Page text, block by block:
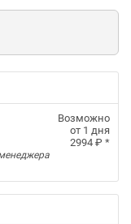
Возможно
от 1 дня
2994 ₽ *